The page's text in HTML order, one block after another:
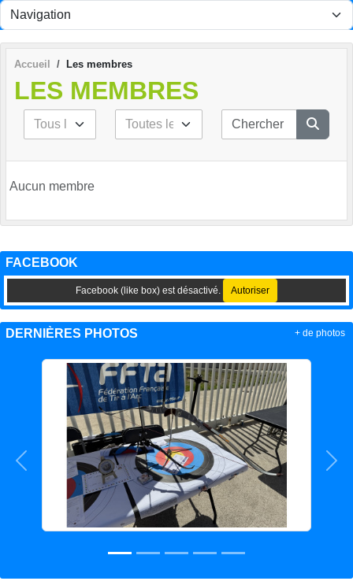
Accueil Les membres
LES MEMBRES
Aucun membre
FACEBOOK
Facebook (like box) est désactivé. Autoriser
DERNIÈRES PHOTOS
Précedent
+ de photos
Panneau de gestion des cookies